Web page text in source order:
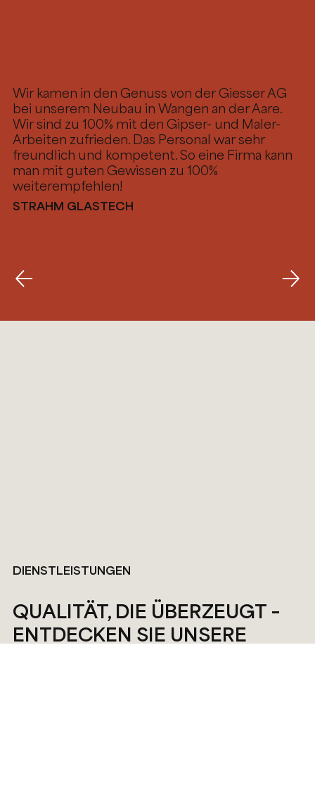
Wir kamen in den Genuss von der Giesser AG
bei unserem Neubau in Wangen an der Aare.
Wir sind zu 100% mit den Gipser- und Maler-
Arbeiten zufrieden. Das Personal war sehr
freundlich und kompetent. So eine Firma kann
man mit guten Gewissen zu 100%
weiterempfehlen!
STRAHM GLASTECH
DIENSTLEISTUNGEN
QUALITÄT, DIE ÜBERZEUGT –
ENTDECKEN SIE UNSERE